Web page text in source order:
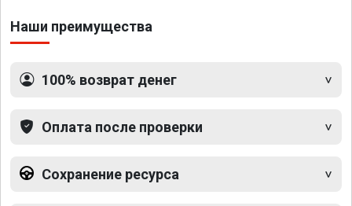
Наши преимущества
100% возврат денег
Оплата после проверки
Сохранение ресурса